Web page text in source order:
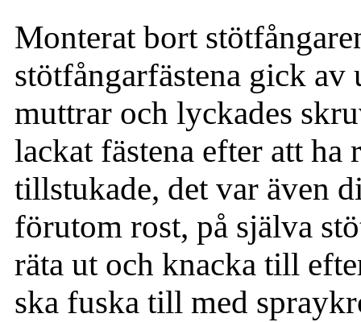
Monterat bort
stötfångarfästena gick av
muttrar och lyckades
lackat fästena efter att
tillstukade, det var även
förutom rost, på själva
räta ut och knacka till
ska fuska till med